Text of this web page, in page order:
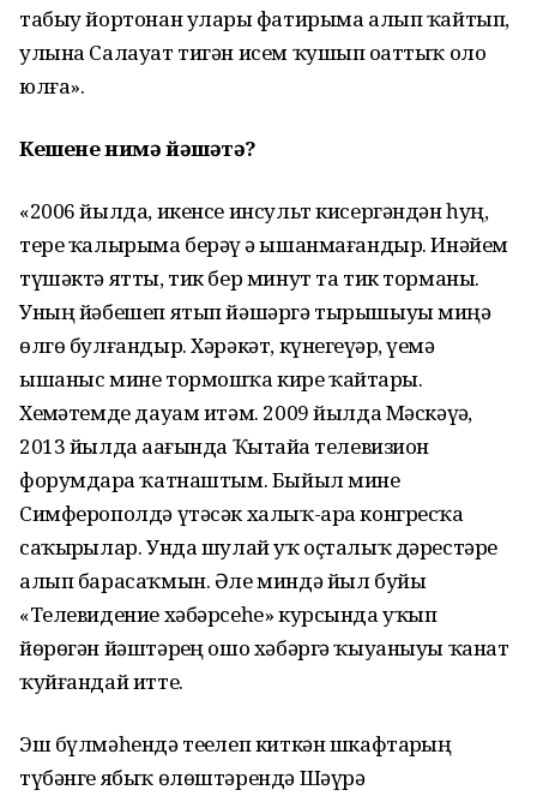
табыу йортонан уларҙы фатирыма алып ҡайтып,
улына Салауат тигән исем ҡушып оҙаттыҡ оло
юлға».
Кешене нимә йәшәтә?
«2006 йылда, икенсе инсульт кисергәндән һуң,
тере ҡалырыма берәү ҙә ышанмағандыр. Инәйем
түшәктә ятты, тик бер минут та тик торманы.
Уның йәбешеп ятып йәшәргә тырышыуы миңә
өлгө булғандыр. Хәрәкәт, күнегеүҙәр, үҙемә
ышаныс мине тормошҡа кире ҡайтарҙы.
Хеҙмәтемде дауам итәм. 2009 йылда Мәскәүҙә,
2013 йылда аҙағында Ҡытайҙа телевизион
форумдарҙа ҡатнаштым. Быйыл мине
Симферополдә үтәсәк халыҡ-ара конгресҡа
саҡырҙылар. Унда шулай уҡ оҫталыҡ дәрестәре
алып барасаҡмын. Әле миндә йыл буйы
«Телевидение хәбәрсеһе» курсында уҡып
йөрөгән йәштәрҙең ошо хәбәргә ҡыуаныуы ҡанат
ҡуйғандай итте.
Эш бүлмәһендә теҙелеп киткән шкафтарҙың
түбәнге ябыҡ өлөштәрендә Шәүрә